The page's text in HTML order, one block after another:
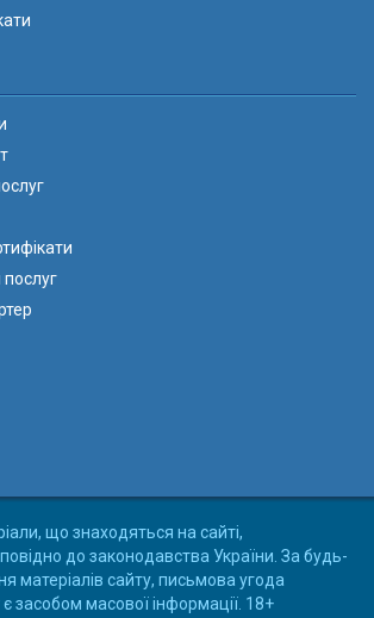
що знаходяться на сайті,
до законодавства України. За будь-
матеріалів сайту, письмова угода
засобом масової інформації. 18+